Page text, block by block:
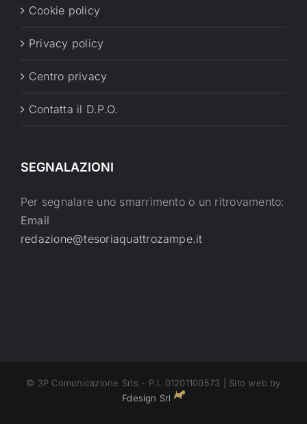
Cookie policy
Privacy policy
Centro privacy
Contatta il D.P.O.
SEGNALAZIONI
Per segnalare uno smarrimento o un ritrovamento:
Email
redazione@tesoriaquattrozampe.it
© 3P Comunicazione Srls - P.I. 01201100573 | Sito web by
Fdesign Srl